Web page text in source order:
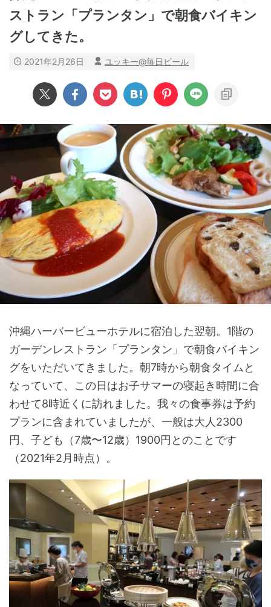
ストラン「プランタン」で朝食バイキン
グしてきた。
2021年2月26日 ユッキー@毎日ビール
沖縄ハーバービューホテルに宿泊した翌朝。1階の
ガーデンレストラン「プランタン」で朝食バイキン
グをいただいてきました。朝7時から朝食タイムと
なっていて、この日はお子サマーの寝起き時間に合
わせて8時近くに訪れました。我々の食事券は予約
プランに含まれていましたが、一般は大人2300
円、子ども（7歳〜12歳）1900円とのことです
（2021年2月時点）。